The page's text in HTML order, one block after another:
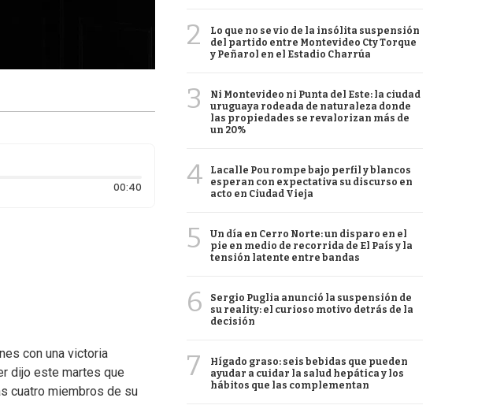
00:40Duración: 40 segundos
con una victoria
dijo este martes que
cuatro miembros de su
2
Lo que no se vio de la insólita suspensión
del partido entre Montevideo Cty Torque
y Peñarol en el Estadio Charrúa
3
Ni Montevideo ni Punta del Este: la ciudad
uruguaya rodeada de naturaleza donde
las propiedades se revalorizan más de
un 20%
4
Lacalle Pou rompe bajo perfil y blancos
esperan con expectativa su discurso en
acto en Ciudad Vieja
5
Un día en Cerro Norte: un disparo en el
pie en medio de recorrida de El País y la
tensión latente entre bandas
6
Sergio Puglia anunció la suspensión de
su reality: el curioso motivo detrás de la
decisión
7
Hígado graso: seis bebidas que pueden
ayudar a cuidar la salud hepática y los
hábitos que las complementan